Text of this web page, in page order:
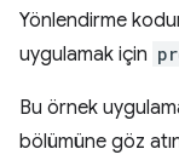
Yönlendirme
uygulamak için
Bu örnek
bölümüne göz